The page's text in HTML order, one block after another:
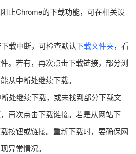
止Chrome的下载功能，可在相关设
载中断，可检查默认下载文件夹，看
。若有，再次点击下载链接，部分浏
从中断处继续下载。
处继续下载，或未找到部分下载文
再次点击下载链接。若是从网站下
按钮或链接。重新下载时，要确保网
异常情况。